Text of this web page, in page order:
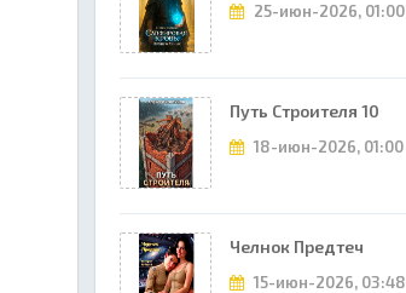
25-июн-2026, 01:00
Путь Строителя 10
18-июн-2026, 01:00
Челнок Предтеч
15-июн-2026, 03:48